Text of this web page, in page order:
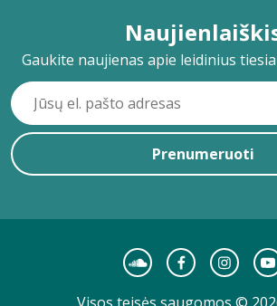
Gaukite naujienas apie leidinius
Prenumeruoti